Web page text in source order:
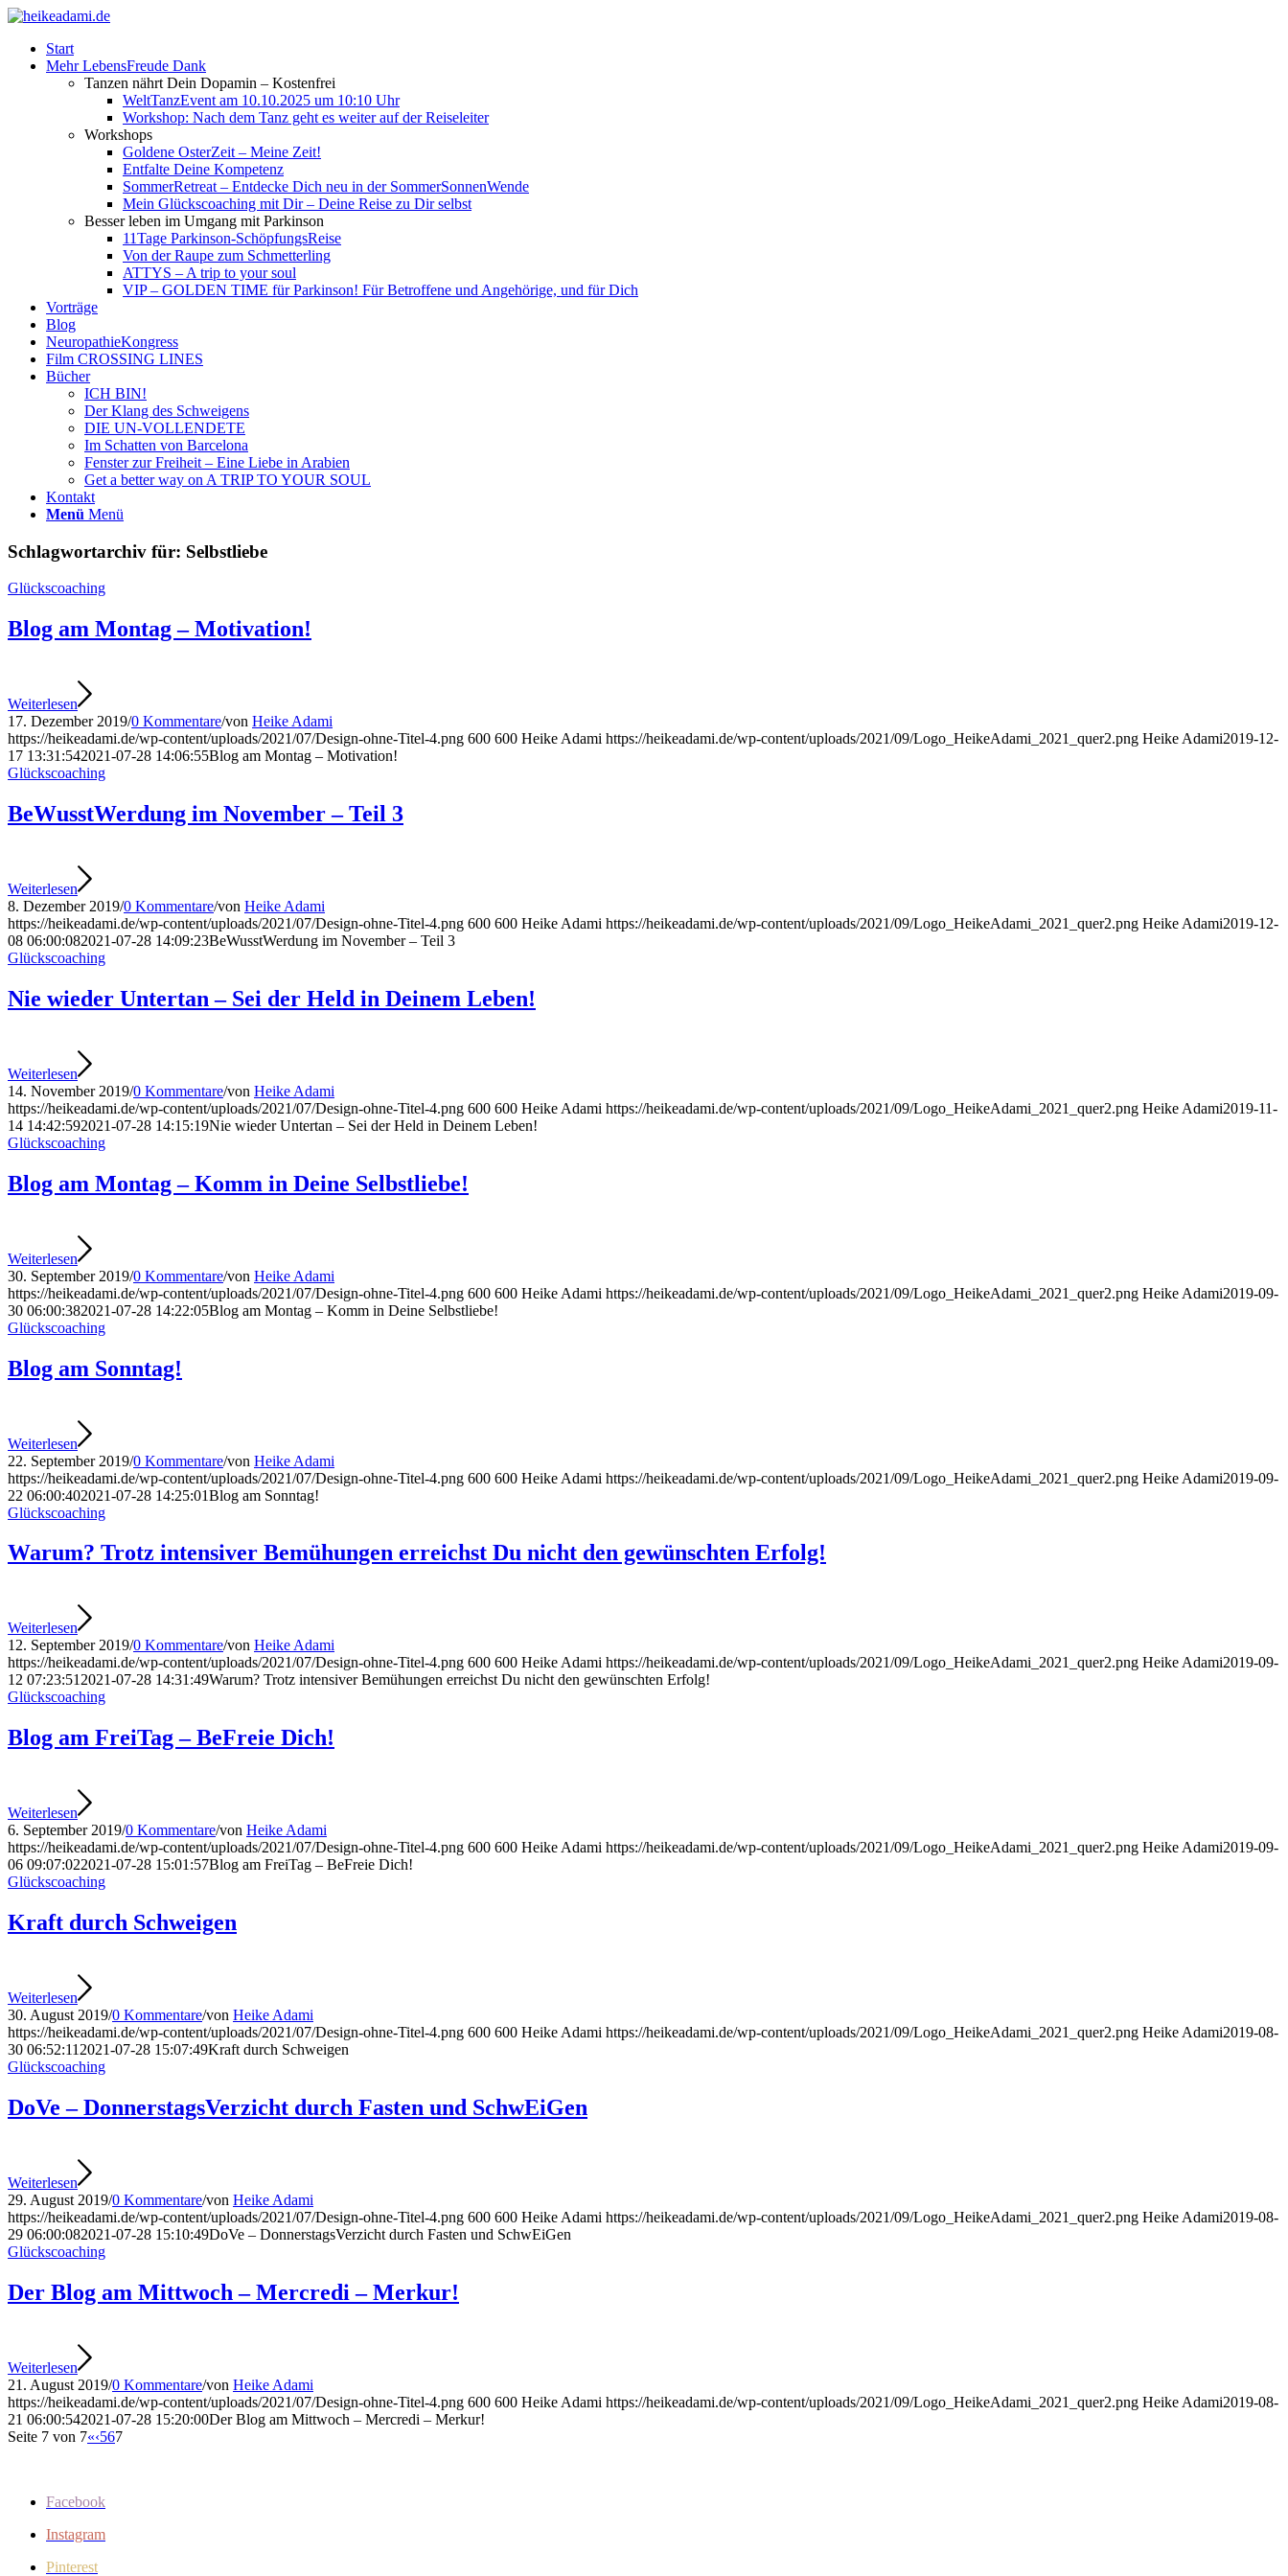
Start
Mehr LebensFreude Dank
Tanzen nährt Dein Dopamin – Kostenfrei
WeltTanzEvent am 10.10.2025 um 10:10 Uhr
Workshop: Nach dem Tanz geht es weiter auf der Reiseleiter
Workshops
Goldene OsterZeit – Meine Zeit!
Entfalte Deine Kompetenz
SommerRetreat – Entdecke Dich neu in der SommerSonnenWende
Mein Glückscoaching mit Dir – Deine Reise zu Dir selbst
Besser leben im Umgang mit Parkinson
11Tage Parkinson-SchöpfungsReise
Von der Raupe zum Schmetterling
ATTYS – A trip to your soul
VIP – GOLDEN TIME für Parkinson! Für Betroffene und Angehörige, und für Dich
Vorträge
Blog
NeuropathieKongress
Film CROSSING LINES
Bücher
ICH BIN!
Der Klang des Schweigens
DIE UN-VOLLENDETE
Im Schatten von Barcelona
Fenster zur Freiheit – Eine Liebe in Arabien
Get a better way on A TRIP TO YOUR SOUL
Kontakt
Menü Menü
Schlagwortarchiv für: Selbstliebe
Glückscoaching
Blog am Montag – Motivation!
Weiterlesen
17. Dezember 2019/0 Kommentare/von Heike Adami
https://heikeadami.de/wp-content/uploads/2021/07/Design-ohne-Titel-4.png 600 600 Heike Adami https://heikeadami.de/wp-content/uploads/2021/09/Logo_HeikeAdami_2021_quer2.png Heike Adami2019-12-
17 13:31:542021-07-28 14:06:55Blog am Montag – Motivation!
Glückscoaching
BeWusstWerdung im November – Teil 3
Weiterlesen
8. Dezember 2019/0 Kommentare/von Heike Adami
https://heikeadami.de/wp-content/uploads/2021/07/Design-ohne-Titel-4.png 600 600 Heike Adami https://heikeadami.de/wp-content/uploads/2021/09/Logo_HeikeAdami_2021_quer2.png Heike Adami2019-12-
08 06:00:082021-07-28 14:09:23BeWusstWerdung im November – Teil 3
Glückscoaching
Nie wieder Untertan – Sei der Held in Deinem Leben!
Weiterlesen
14. November 2019/0 Kommentare/von Heike Adami
https://heikeadami.de/wp-content/uploads/2021/07/Design-ohne-Titel-4.png 600 600 Heike Adami https://heikeadami.de/wp-content/uploads/2021/09/Logo_HeikeAdami_2021_quer2.png Heike Adami2019-11-
14 14:42:592021-07-28 14:15:19Nie wieder Untertan – Sei der Held in Deinem Leben!
Glückscoaching
Blog am Montag – Komm in Deine Selbstliebe!
Weiterlesen
30. September 2019/0 Kommentare/von Heike Adami
https://heikeadami.de/wp-content/uploads/2021/07/Design-ohne-Titel-4.png 600 600 Heike Adami https://heikeadami.de/wp-content/uploads/2021/09/Logo_HeikeAdami_2021_quer2.png Heike Adami2019-09-
30 06:00:382021-07-28 14:22:05Blog am Montag – Komm in Deine Selbstliebe!
Glückscoaching
Blog am Sonntag!
Weiterlesen
22. September 2019/0 Kommentare/von Heike Adami
https://heikeadami.de/wp-content/uploads/2021/07/Design-ohne-Titel-4.png 600 600 Heike Adami https://heikeadami.de/wp-content/uploads/2021/09/Logo_HeikeAdami_2021_quer2.png Heike Adami2019-09-
22 06:00:402021-07-28 14:25:01Blog am Sonntag!
Glückscoaching
Warum? Trotz intensiver Bemühungen erreichst Du nicht den gewünschten Erfolg!
Weiterlesen
12. September 2019/0 Kommentare/von Heike Adami
https://heikeadami.de/wp-content/uploads/2021/07/Design-ohne-Titel-4.png 600 600 Heike Adami https://heikeadami.de/wp-content/uploads/2021/09/Logo_HeikeAdami_2021_quer2.png Heike Adami2019-09-
12 07:23:51 2021-07-28 14:31:49Warum? Trotz intensiver Bemühungen erreichst Du nicht den gewünschten Erfolg!
Glückscoaching
Blog am FreiTag – BeFreie Dich!
Weiterlesen
6. September 2019/0 Kommentare/von Heike Adami
https://heikeadami.de/wp-content/uploads/2021/07/Design-ohne-Titel-4.png 600 600 Heike Adami https://heikeadami.de/wp-content/uploads/2021/09/Logo_HeikeAdami_2021_quer2.png Heike Adami2019-09-
06 09:07:022021-07-28 15:01:57Blog am FreiTag – BeFreie Dich!
Glückscoaching
Kraft durch Schweigen
Weiterlesen
30. August 2019/0 Kommentare/von Heike Adami
https://heikeadami.de/wp-content/uploads/2021/07/Design-ohne-Titel-4.png 600 600 Heike Adami https://heikeadami.de/wp-content/uploads/2021/09/Logo_HeikeAdami_2021_quer2.png Heike Adami2019-08-
30 06:52:11 2021-07-28 15:07:49Kraft durch Schweigen
Glückscoaching
DoVe – DonnerstagsVerzicht durch Fasten und SchwEiGen
Weiterlesen
29. August 2019/0 Kommentare/von Heike Adami
https://heikeadami.de/wp-content/uploads/2021/07/Design-ohne-Titel-4.png 600 600 Heike Adami https://heikeadami.de/wp-content/uploads/2021/09/Logo_HeikeAdami_2021_quer2.png Heike Adami2019-08-
29 06:00:082021-07-28 15:10:49DoVe – DonnerstagsVerzicht durch Fasten und SchwEiGen
Glückscoaching
Der Blog am Mittwoch – Mercredi – Merkur!
Weiterlesen
21. August 2019/0 Kommentare/von Heike Adami
https://heikeadami.de/wp-content/uploads/2021/07/Design-ohne-Titel-4.png 600 600 Heike Adami https://heikeadami.de/wp-content/uploads/2021/09/Logo_HeikeAdami_2021_quer2.png Heike Adami2019-08-
21 06:00:542021-07-28 15:20:00Der Blog am Mittwoch – Mercredi – Merkur!
Seite 7 von 7«‹567
Facebook
Instagram
Pinterest